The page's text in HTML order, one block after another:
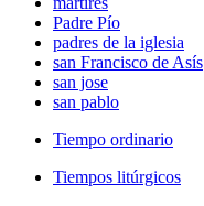
Padre Pío
padres de la iglesia
san Francisco de Asís
san jose
san pablo
Tiempo ordinario
Tiempos litúrgicos